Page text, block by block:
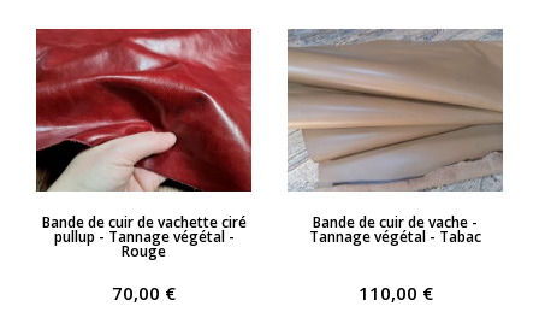
APERÇU RAPIDE
Bande de cuir de vachette ciré
pullup - Tannage végétal -
Rouge
70,00 €
APERÇU RAPIDE
Bande de cuir de vache -
Tannage végétal - Tabac
110,00 €